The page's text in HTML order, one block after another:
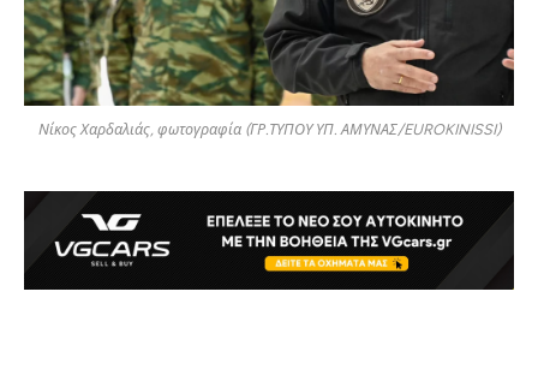
Νίκος Χαρδαλιάς, φωτογραφία (ΓΡ.ΤΥΠΟΥ ΥΠ. ΑΜΥΝΑΣ/EUROKINISSI)